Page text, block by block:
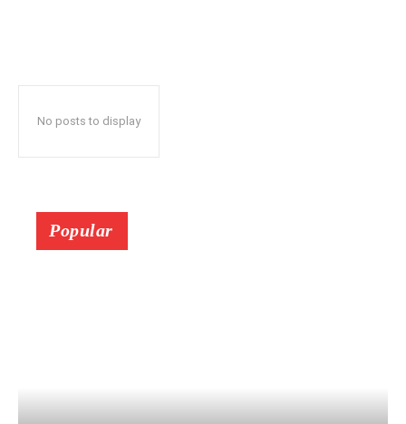
No posts to display
Popular